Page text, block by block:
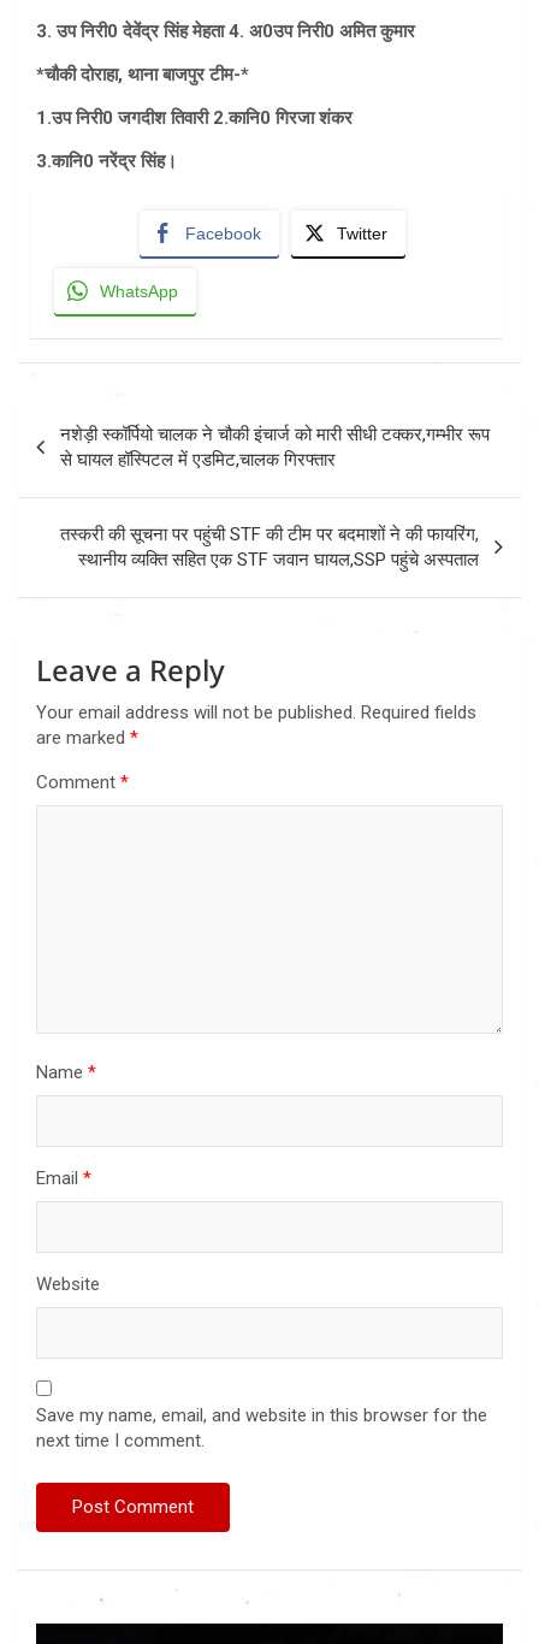
3. उप निरी0 देवेंद्र सिंह मेहता 4. अ0उप निरी0 अमित कुमार
*चौकी दोराहा, थाना बाजपुर टीम-*
1.उप निरी0 जगदीश तिवारी 2.कानि0 गिरजा शंकर
3.कानि0 नरेंद्र सिंह।
Facebook Twitter
WhatsApp
Post
navigation
नशेड़ी स्कॉर्पियो चालक ने चौकी इंचार्ज को मारी सीधी टक्कर,गम्भीर रूप
से घायल हॉस्पिटल में एडमिट,चालक गिरफ्तार
तस्करी की सूचना पर पहुंची STF की टीम पर बदमाशों ने की फायरिंग,
स्थानीय व्यक्ति सहित एक STF जवान घायल,SSP पहुंचे अस्पताल
Leave a Reply
Your email address will not be published. Required fields
are marked *
Comment *
Name *
Email *
Website
Save my name, email, and website in this browser for the
next time I comment.